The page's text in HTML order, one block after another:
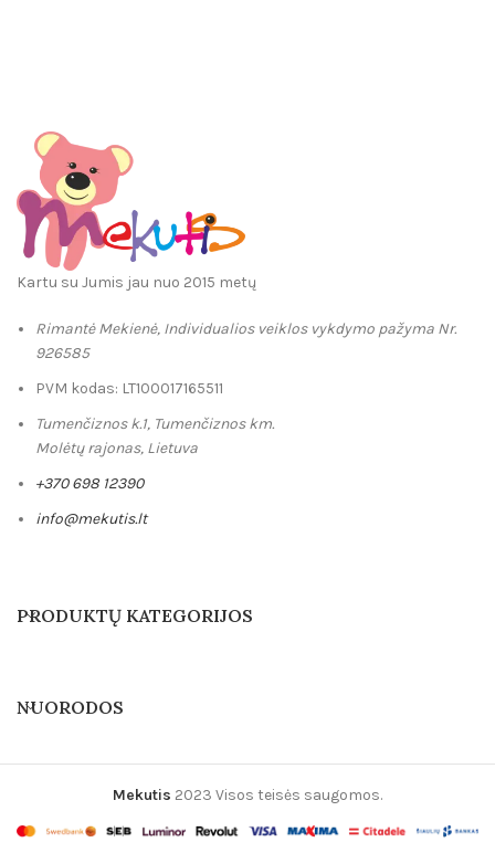
Kartu su Jumis jau nuo 2015 metų
Rimantė Mekienė, Individualios veiklos vykdymo pažyma Nr.
926585
PVM kodas: LT100017165511
Tumenčiznos k.1, Tumenčiznos km.
Molėtų rajonas, Lietuva
+370 698 12390
info@mekutis.lt
PRODUKTŲ KATEGORIJOS
NUORODOS
Mekutis 2023 Visos teisės saugomos.